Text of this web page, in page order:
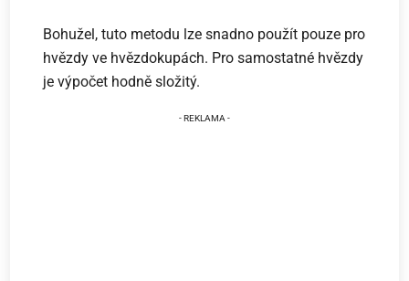
Bohužel, tuto metodu lze snadno použít pouze pro
hvězdy ve hvězdokupách. Pro samostatné hvězdy
je výpočet hodně složitý.